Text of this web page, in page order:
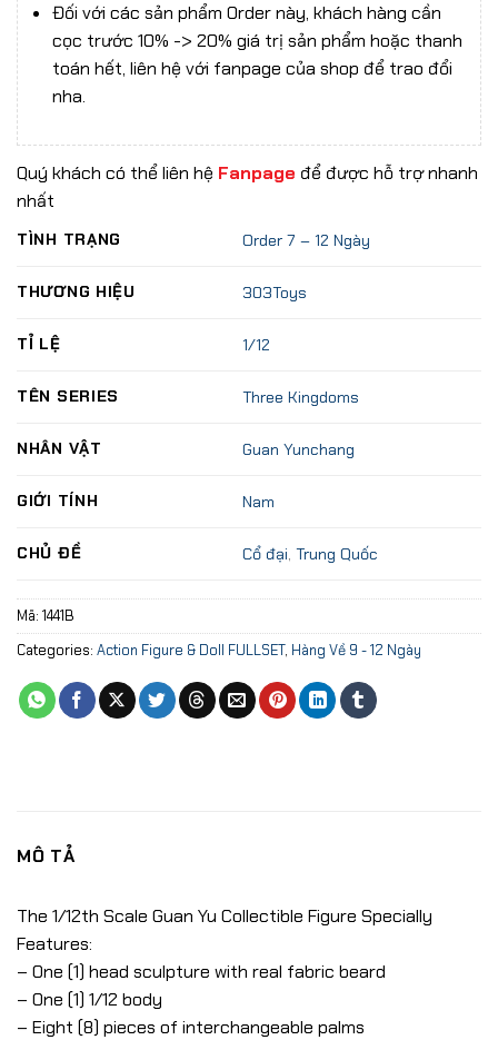
Đối với các sản phẩm Order này, khách hàng cần
cọc trước 10% -> 20% giá trị sản phẩm hoặc thanh
toán hết, liên hệ với fanpage của shop để trao đổi
nha.
Quý khách có thể liên hệ Fanpage để được hỗ trợ nhanh
nhất
TÌNH TRẠNG Order 7 – 12 Ngày
THƯƠNG HIỆU 303Toys
TỈ LỆ 1/12
TÊN SERIES Three Kingdoms
NHÂN VẬT Guan Yunchang
GIỚI TÍNH Nam
CHỦ ĐỀ Cổ đại,Trung Quốc
Mã: 1441B
Categories: Action Figure & Doll FULLSET, Hàng Về 9 - 12 Ngày
MÔ TẢ
The 1/12th Scale Guan Yu Collectible Figure Specially
Features:
– One (1) head sculpture with real fabric beard
– One (1) 1/12 body
– Eight (8) pieces of interchangeable palms